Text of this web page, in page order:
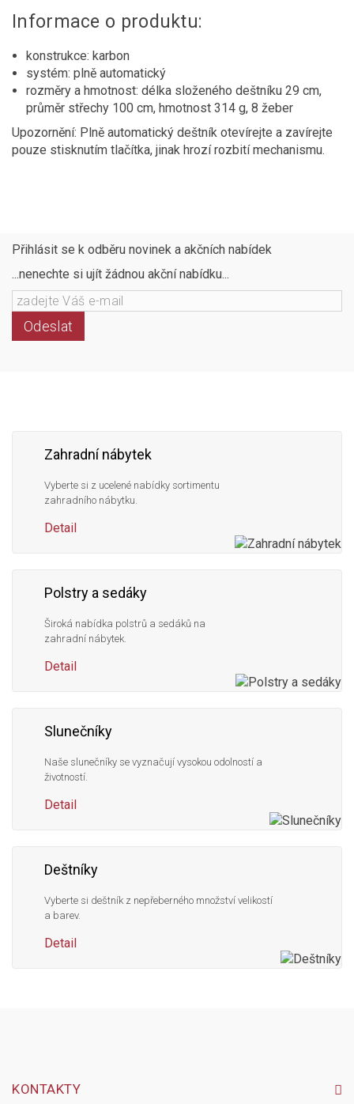
Informace o produktu:
konstrukce: karbon
systém: plně automatický
rozměry a hmotnost: délka složeného deštníku 29 cm,
průměr střechy 100 cm, hmotnost 314 g, 8 žeber
Upozornění: Plně automatický deštník otevírejte a zavírejte
pouze stisknutím tlačítka, jinak hrozí rozbití mechanismu.
Přihlásit se k odběru novinek a akčních nabídek
...nenechte si ujít žádnou akční nabídku...
Odeslat
Zahradní nábytek
Vyberte si z ucelené nabídky sortimentu
zahradního nábytku.
Detail
Polstry a sedáky
Široká nabídka polstrů a sedáků na
zahradní nábytek.
Detail
Slunečníky
Naše slunečníky se vyznačují vysokou odolností a
životností.
Detail
Deštníky
Vyberte si deštník z nepřeberného množství velikostí
a barev.
Detail
KONTAKTY